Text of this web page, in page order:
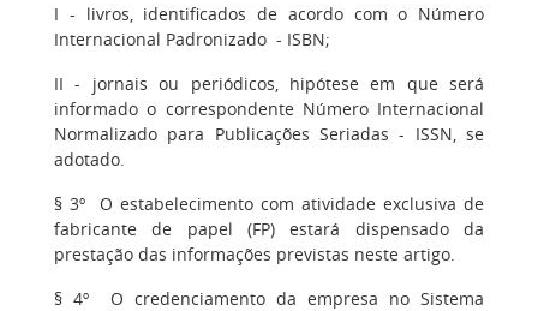
I - livros, identificados de acordo com o Número
Internacional Padronizado - ISBN;
II - jornais ou periódicos, hipótese em que será
informado o correspondente Número Internacional
Normalizado para Publicações Seriadas - ISSN, se
adotado.
§ 3º O estabelecimento com atividade exclusiva de
fabricante de papel (FP) estará dispensado da
prestação das informações previstas neste artigo.
§ 4º O credenciamento da empresa no Sistema